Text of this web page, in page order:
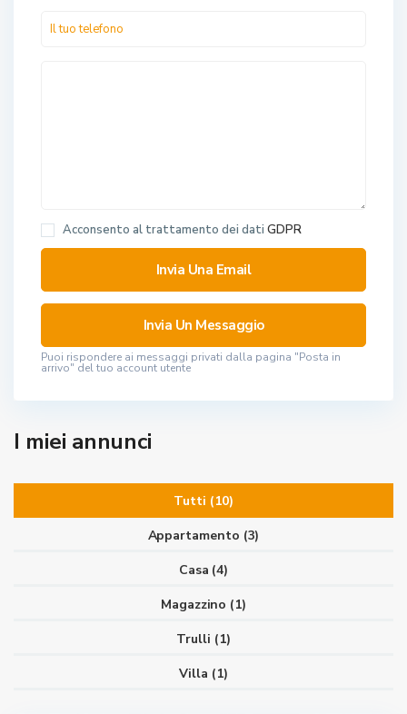
Acconsento al trattamento dei dati GDPR
Puoi rispondere ai messaggi privati ​​dalla pagina "Posta in
arrivo" del tuo account utente
I miei annunci
Tutti (10)
Appartamento (3)
Casa (4)
Magazzino (1)
Trulli (1)
Villa (1)